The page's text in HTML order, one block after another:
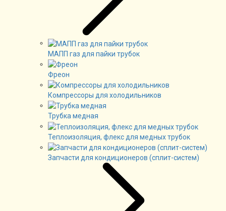
МАПП газ для пайки трубок
Фреон
Компрессоры для холодильников
Трубка медная
Теплоизоляция, флекс для медных трубок
Запчасти для кондиционеров (сплит-систем)